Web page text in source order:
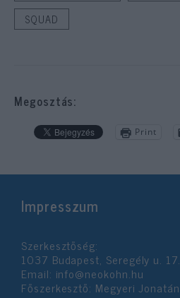
SQUAD
Megosztás:
Print
Impresszum
Szerkesztőség:
1037 Budapest, Seregély u. 17.
Email: info@neokohn.hu
Főszerkesztő: Megyeri Jonatán